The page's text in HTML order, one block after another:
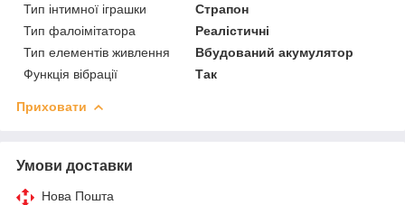
Тип інтимної іграшки
Страпон
Тип фалоімітатора
Реалістичні
Тип елементів живлення
Вбудований акумулятор
Функція вібрації
Так
Приховати
Умови доставки
Нова Пошта